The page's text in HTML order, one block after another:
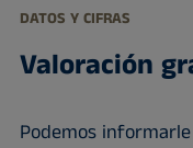
DATOS Y CIFRAS
Valoración
Podemos